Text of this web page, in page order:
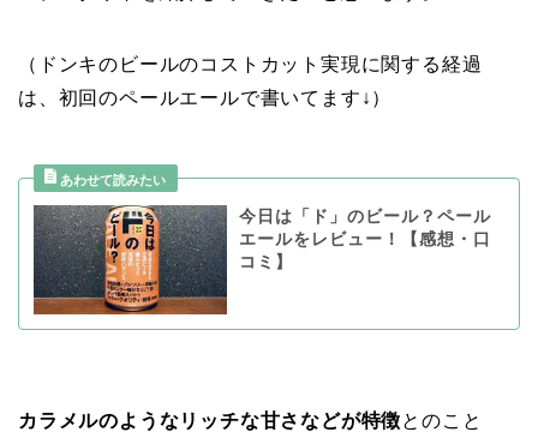
（ドンキのビールのコストカット実現に関する経過
は、初回のペールエールで書いてます↓）
今日は「ド」のビール？ペール
エールをレビュー！【感想・口
コミ】
カラメルのようなリッチな甘さなどが特徴とのこと